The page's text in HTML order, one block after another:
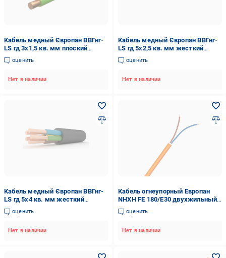
Кабель медный Європан ВВГнг-
LS гд 3х1,5 кв. мм плоский
жесткий трехжильный-
однопроволочный (123569-1C)
оценить
Нет в наличии
Кабель медный Європан ВВГнг-
LS гд 5х2,5 кв. мм жесткий
пятижильный-однопроволочный
(44833EK-1C)
оценить
Нет в наличии
Кабель медный Європан ВВГнг-
LS гд 5х4 кв. мм жесткий
пятижильный-однопроволочный
(123548-1C)
оценить
Нет в наличии
Кабель огнеупорный Европан
NHXH FE 180/E30 двухжильный-
однопроволочный 2x1,5 мм2
(1252944-1C)
оценить
Нет в наличии